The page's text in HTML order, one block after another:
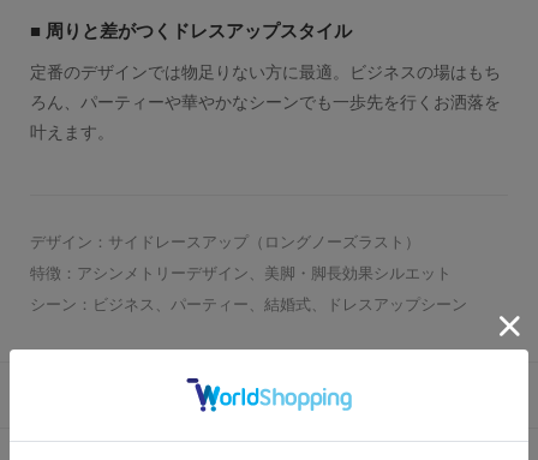
■ 周りと差がつくドレスアップスタイル
定番のデザインでは物足りない方に最適。ビジネスの場はもち
ろん、パーティーや華やかなシーンでも一歩先を行くお洒落を
叶えます。
デザイン：サイドレースアップ（ロングノーズラスト）
特徴：アシンメトリーデザイン、美脚・脚長効果シルエット
シーン：ビジネス、パーティー、結婚式、ドレスアップシーン